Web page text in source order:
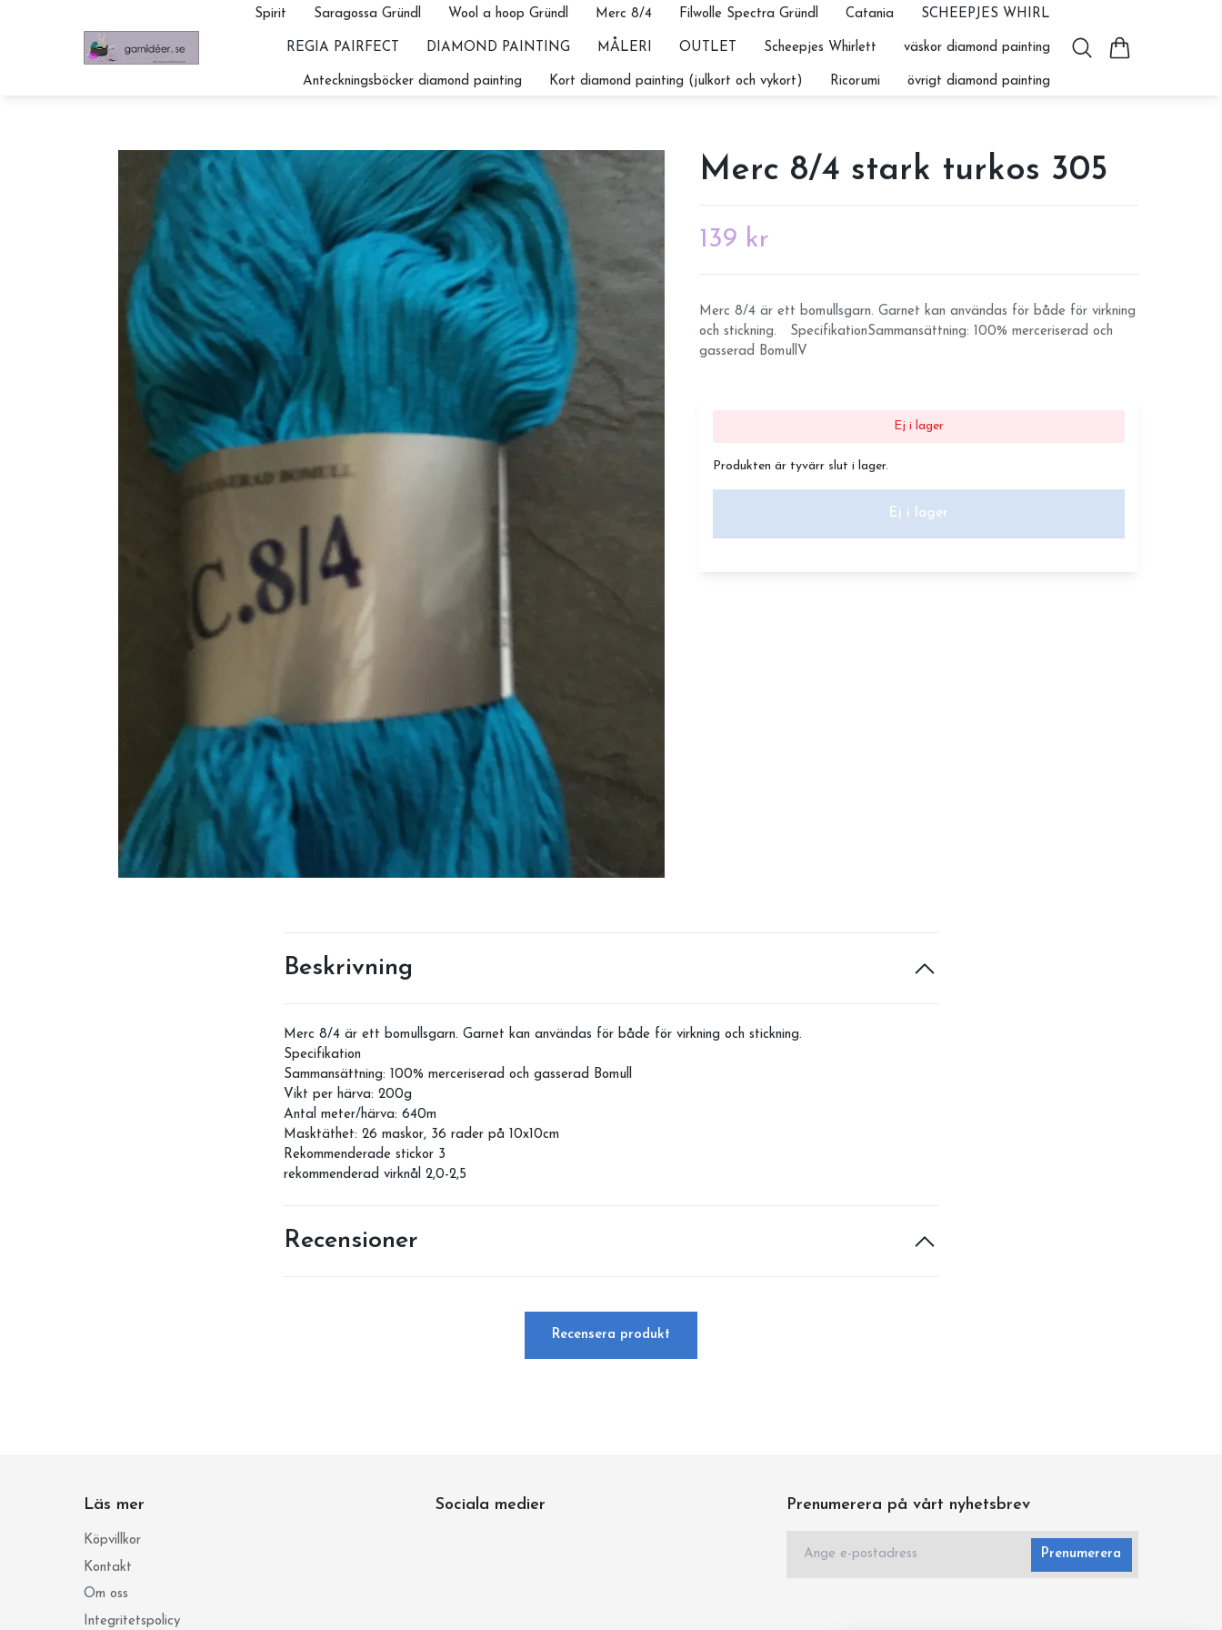
Spirit Saragossa Gründl Wool a hoop Gründl Merc 8/4 Filwolle Spectra Gründl Catania SCHEEPJES WHIRL
REGIA PAIRFECT DIAMOND PAINTING MÅLERI OUTLET Scheepjes Whirlett väskor diamond painting
Anteckningsböcker diamond painting Kort diamond painting (julkort och vykort) Ricorumi övrigt diamond painting
Merc 8/4 stark turkos 305
139 kr
Merc 8/4 är ett bomullsgarn. Garnet kan användas för både för virkning
och stickning. SpecifikationSammansättning: 100% merceriserad och
gasserad BomullV
Ej i lager
Produkten är tyvärr slut i lager.
Ej i lager
Beskrivning
Merc 8/4 är ett bomullsgarn. Garnet kan användas för både för virkning och stickning.
Specifikation
Sammansättning: 100% merceriserad och gasserad Bomull
Vikt per härva: 200g
Antal meter/härva: 640m
Masktäthet: 26 maskor, 36 rader på 10x10cm
Rekommenderade stickor 3
rekommenderad virknål 2,0-2,5
Recensioner
Recensera produkt
Läs mer
Köpvillkor
Kontakt
Om oss
Integritetspolicy
Sociala medier Prenumerera på vårt nyhetsbrev
Prenumerera